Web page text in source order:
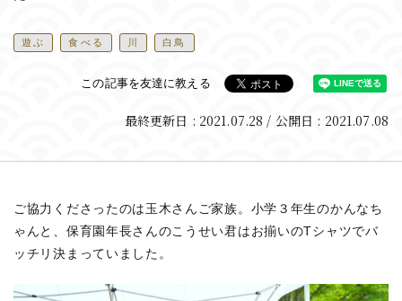
遊ぶ 食べる 川 白鳥
この記事を友達に教える
最終更新日 : 2021.07.28 / 公開日 : 2021.07.08
ご協力くださったのは玉木さんご家族。小学３年生のかんなち
ゃんと、保育園年長さんのこうせい君はお揃いのTシャツでバ
ッチリ決まっていました。